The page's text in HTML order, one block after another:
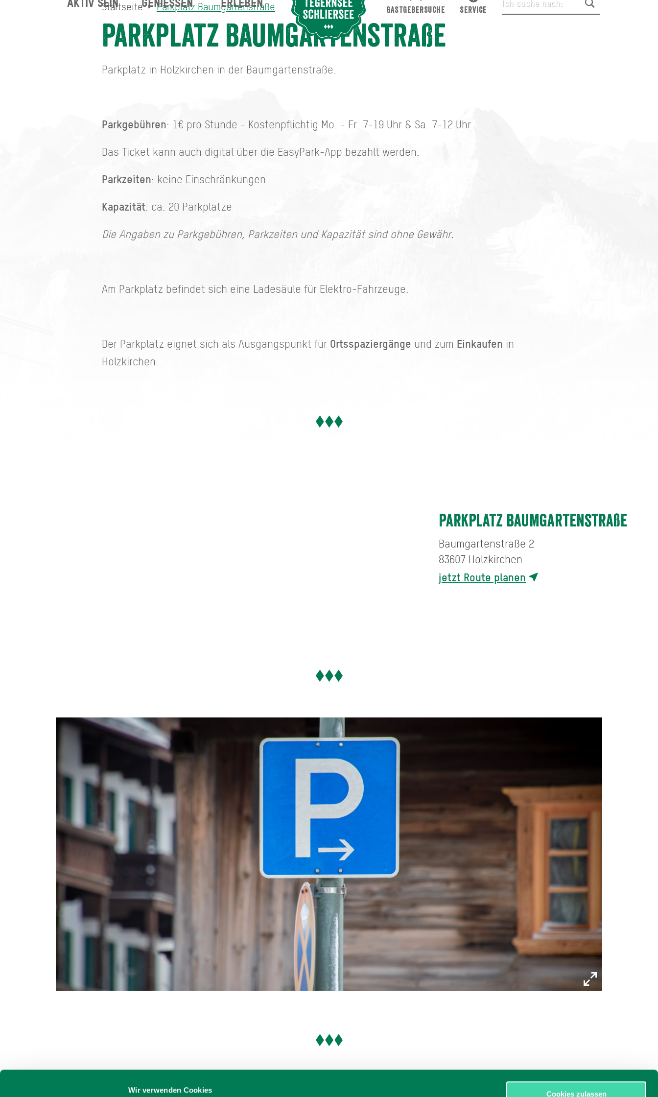
Wir verwenden Cookies Cookies zulassen
Startseite Parkplatz Baumgartenstraße
Parkplatz Baumgartenstraße
Parkplatz in Holzkirchen in der Baumgartenstraße.
Parkgebühren: 1€ pro Stunde - Kostenpflichtig Mo. - Fr. 7-19 Uhr & Sa. 7-12 Uhr
Das Ticket kann auch digital über die EasyPark-App bezahlt werden.
Parkzeiten: keine Einschränkungen
Kapazität: ca. 20 Parkplätze
Die Angaben zu Parkgebühren, Parkzeiten und Kapazität sind ohne Gewähr.
Am Parkplatz befindet sich eine Ladesäule für Elektro-Fahrzeuge.
Der Parkplatz eignet sich als Ausgangspunkt für Ortsspaziergänge und zum Einkaufen in
Holzkirchen.
Parkplatz Baumgartenstraße
Baumgartenstraße 2
83607 Holzkirchen
jetzt Route planen
Parkplatz Baumgartenstraße
AKTIV SEIN GENIESSEN ERLEBEN
GASTGEBERSUCHE SERVICE
Suche abschicken